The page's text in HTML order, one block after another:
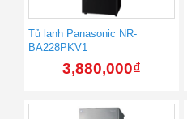
Tủ lạnh Panasonic NR-
BA228PKV1
3,880,000₫